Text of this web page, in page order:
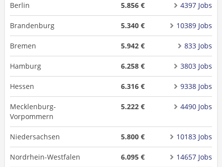
Berlin 5.856 € 4397 Jobs
Brandenburg 5.340 € 10389 Jobs
Bremen 5.942 € 833 Jobs
Hamburg 6.258 € 3803 Jobs
Hessen 6.316 € 9338 Jobs
Mecklenburg-
Vorpommern
5.222 € 4490 Jobs
Niedersachsen 5.800 € 10183 Jobs
Nordrhein-Westfalen 6.095 € 14657 Jobs